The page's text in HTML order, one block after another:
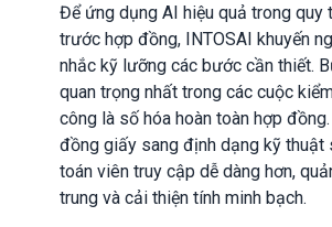
Để ứng dụng AI hiệu quả trong quy
trước hợp đồng, INTOSAI khuyến
nhắc kỹ lưỡng các bước cần thiết.
quan trọng nhất trong các cuộc
công là số hóa hoàn toàn hợp
đồng giấy sang định dạng kỹ thuật
toán viên truy cập dễ dàng hơn,
trung và cải thiện tính minh bạch.